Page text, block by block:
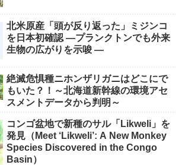
北米原産「頭が反り返った」ミジンコ
を日本初確認 ―プランクトンでも外来
生物の広がりを示唆 ―
絶滅危惧種ニホンザリガニはどこにで
もいた？！～北海道新幹線の環境アセ
スメントデータから判明～
コンゴ盆地で新種のサル「Likweli」を
発見（Meet ‘Likweli’: A New Monkey
Species Discovered in the Congo
Basin）